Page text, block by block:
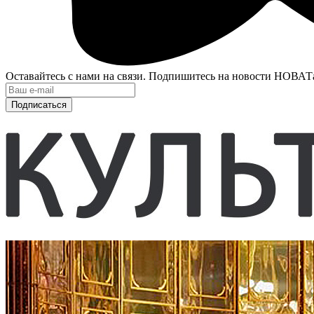
Оставайтесь с нами на связи. Подпишитесь на новости
Подписаться